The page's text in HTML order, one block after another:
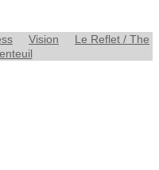
Vision
Le Reflet / The